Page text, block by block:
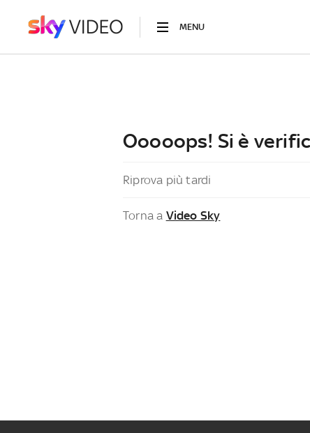
MENU
Ooooops! Si è
Riprova più tardi
Torna a Video Sky